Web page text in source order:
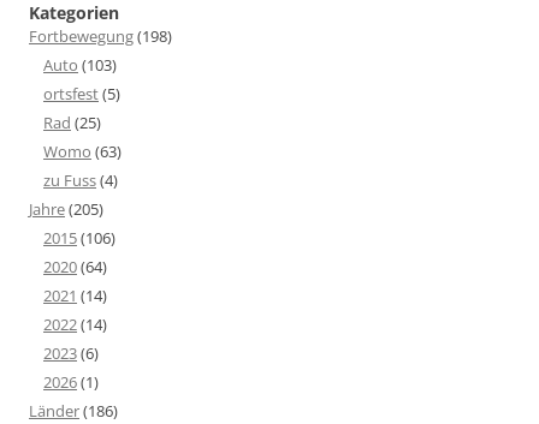
Kategorien
Fortbewegung(198)
Auto (103)
ortsfest(5)
Rad (25)
Womo (63)
zu Fuss(4)
Jahre(205)
2015(106)
2020(64)
2021 (14)
2022(14)
2023(6)
2026(1)
Länder(186)